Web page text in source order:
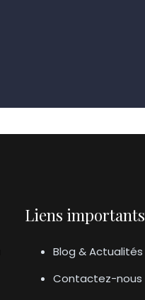
Liens importants
Blog & Actualités
Contactez-nous